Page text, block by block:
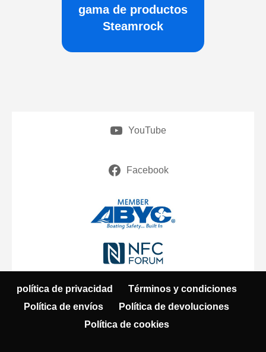
gama de productos
Steamrock
YouTube
Facebook
política de privacidad
Términos y condiciones
Política de envíos
Política de devoluciones
Política de cookies